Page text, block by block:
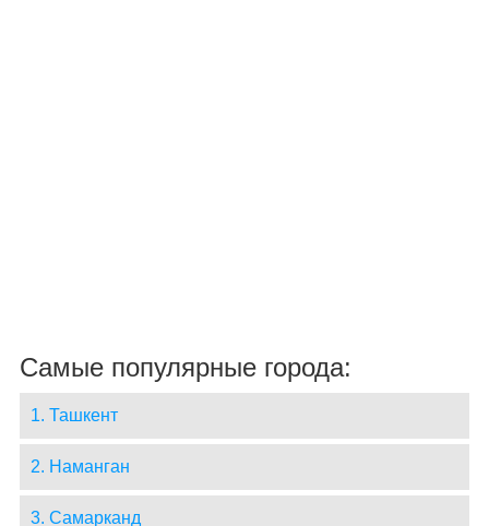
Самые популярные города:
1. Ташкент
2. Наманган
3. Самарканд